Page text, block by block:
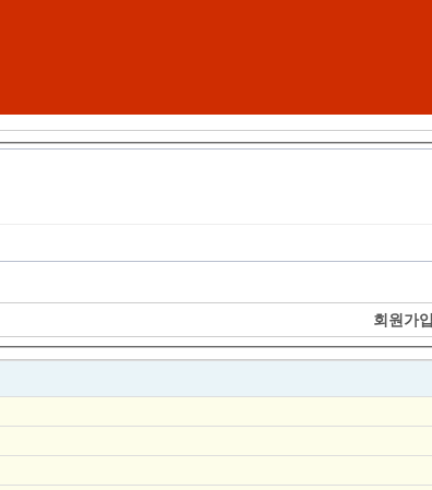
회원가입